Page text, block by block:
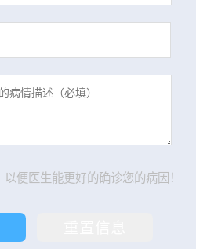
便医生能更好的确诊您的病因！